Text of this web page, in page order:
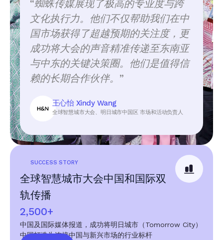
“蜘蛛传媒展现了极高的专业度与跨
文化执行力。他们不仅帮助我们在中
国市场获得了超越预期的关注度，更
成功将大会的声音精准传递至东南亚
与中东的关键决策圈。他们是值得信
赖的长期合作伙伴。 ”
王心怡 Xindy Wang
全球智慧城市大会、明日城市中国区 市场和活动负责人
SUCCESS STORY
全球智慧城市大会中国和国际双
轨传播
2,500+
中国及国际媒体报道，成功将明日城市（Tomorrow City）
中国打造为连接中国与新兴市场的行业标杆